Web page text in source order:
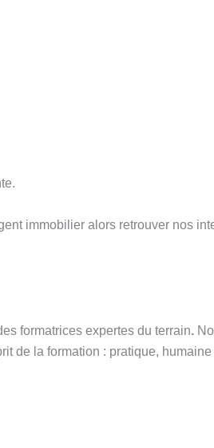
immobilier alors retrouver nos
formatrices expertes du terrain.
de la formation : pratique,